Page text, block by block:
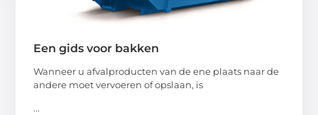
Een gids voor bakken
Wanneer u afvalproducten van de ene plaats naar de
andere moet vervoeren of opslaan, is
...